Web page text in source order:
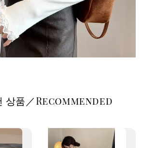
상품／Recommended